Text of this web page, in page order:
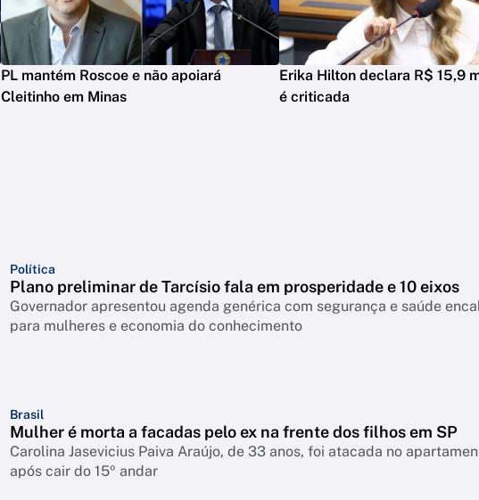
PL mantém Roscoe e não apoiará
Cleitinho em Minas
Erika Hilton declara R$ 15,9
é criticada
Política
Plano preliminar de Tarcísio fala em prosperidade e 10 eixos
Governador apresentou agenda genérica com segurança e saúde
para mulheres e economia do conhecimento
Brasil
Mulher é morta a facadas pelo ex na frente dos filhos em SP
Carolina Jasevicius Paiva Araújo, de 33 anos, foi atacada no
após cair do 15º andar